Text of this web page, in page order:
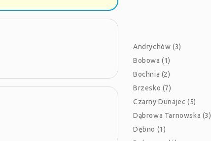
Andrychów (3)
Bobowa (1)
Bochnia (2)
Brzesko (7)
Czarny Dunajec (5)
Dąbrowa Tarnowska (3)
Dębno (1)